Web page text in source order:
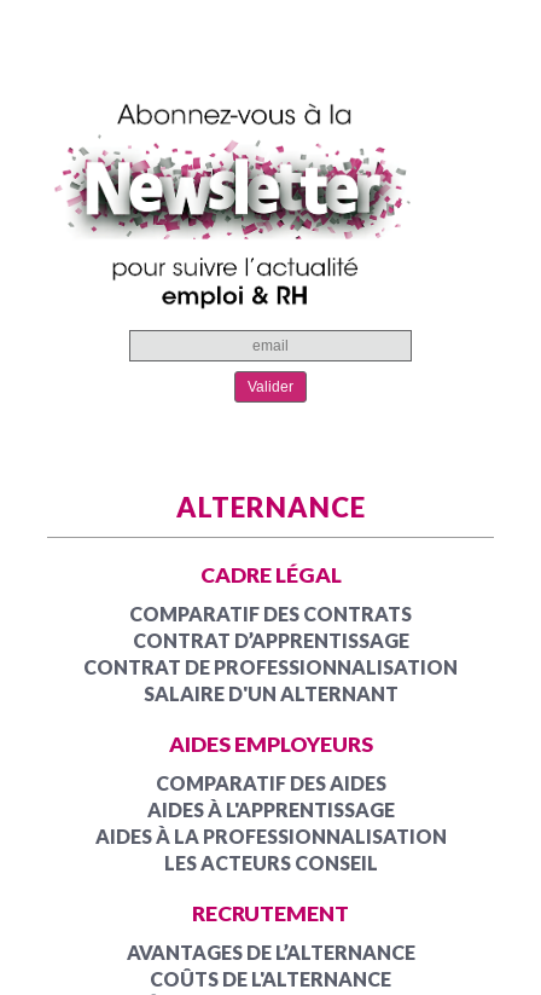
ALTERNANCE
CADRE LÉGAL
COMPARATIF DES CONTRATS
CONTRAT D’APPRENTISSAGE
CONTRAT DE PROFESSIONNALISATION
SALAIRE D'UN ALTERNANT
AIDES EMPLOYEURS
COMPARATIF DES AIDES
AIDES À L'APPRENTISSAGE
AIDES À LA PROFESSIONNALISATION
LES ACTEURS CONSEIL
RECRUTEMENT
AVANTAGES DE L’ALTERNANCE
COÛTS DE L'ALTERNANCE